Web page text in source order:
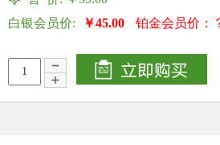
白银会员价:
￥45.00 铂金会员价：